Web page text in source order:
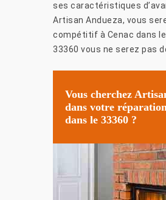
ses caractéristiques
Artisan Andueza, vous
compétitif à Cenac dans
33360 vous ne serez pas
Vous cherchez
dans votre
dans le 33360 ?